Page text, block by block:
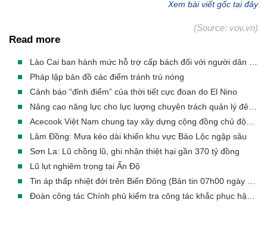
Xem bài viết gốc tại đây
(Source: vov.vn)
Read more
Pháp lập bản đồ các điểm tránh trú nóng
Cảnh báo “đỉnh điểm” của thời tiết cực đoan do El Nino
Lâm Đồng: Mưa kéo dài khiến khu vực Bảo Lộc ngập sâu
Sơn La: Lũ chồng lũ, ghi nhận thiệt hại gần 370 tỷ đồng
Lũ lụt nghiêm trọng tại Ấn Độ